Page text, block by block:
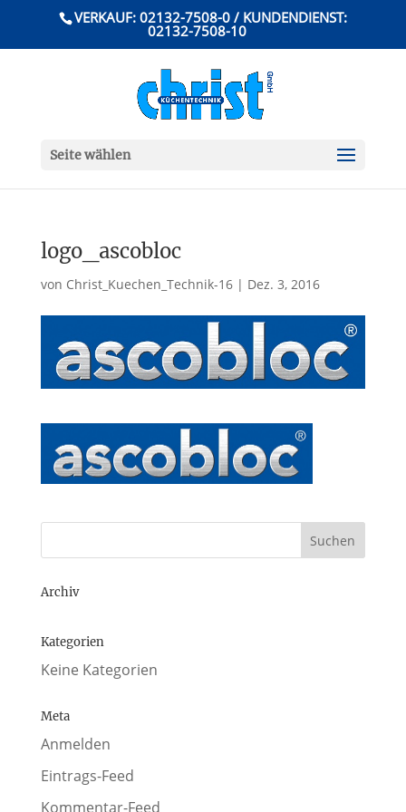
VERKAUF: 02132-7508-0 / KUNDENDIENST:
02132-7508-10
Seite wählen
logo_ascobloc
von Christ_Kuechen_Technik-16| Dez. 3, 2016
Archiv
Kategorien
Keine Kategorien
Meta
Anmelden
Eintrags-Feed
Kommentar-Feed